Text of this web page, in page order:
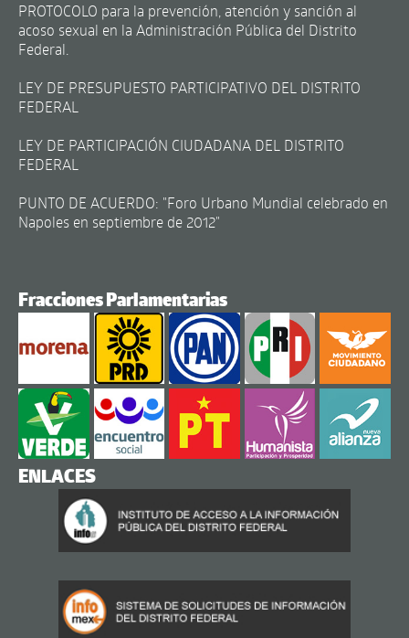
PROTOCOLO para la prevención, atención y sanción al
acoso sexual en la Administración Pública del Distrito
Federal.
LEY DE PRESUPUESTO PARTICIPATIVO DEL DISTRITO
FEDERAL
LEY DE PARTICIPACIÓN CIUDADANA DEL DISTRITO
FEDERAL
PUNTO DE ACUERDO: "Foro Urbano Mundial celebrado en
Napoles en septiembre de 2012"
Fracciones Parlamentarias
ENLACES